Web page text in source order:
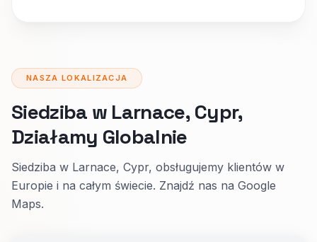
NASZA LOKALIZACJA
Siedziba w Larnace, Cypr,
Działamy Globalnie
Siedziba w Larnace, Cypr, obsługujemy klientów w
Europie i na całym świecie. Znajdź nas na Google
Maps.